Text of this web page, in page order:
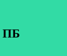
ПБ